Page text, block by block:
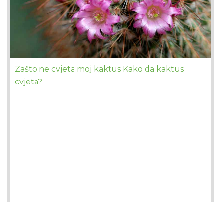
Zašto ne cvjeta moj kaktus Kako da kaktus
cvjeta?